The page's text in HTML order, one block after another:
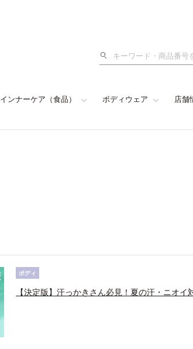
検
インナーケア（食品） ボディウェア 店舗
ボディ
【決定版】汗っかきさん必見！夏の汗・ニオイ